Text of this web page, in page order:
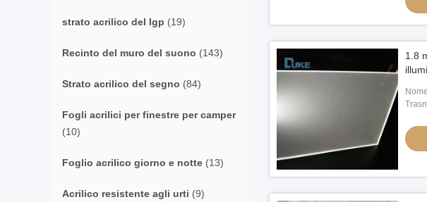
strato acrilico del lgp (19)
Recinto del muro del suono (143)
Strato acrilico del segno (84)
Fogli acrilici per finestre per camper
(10)
Foglio acrilico giorno e notte (13)
Acrilico resistente agli urti (9)
1.8